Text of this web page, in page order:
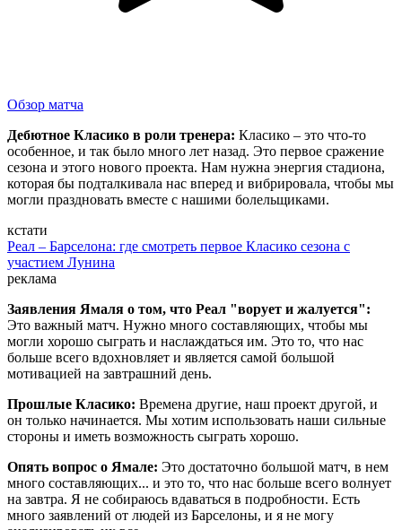
Обзор матча
Дебютное Класико в роли тренера: Класико – это что-то
особенное, и так было много лет назад. Это первое сражение
сезона и этого нового проекта. Нам нужна энергия стадиона,
которая бы подталкивала нас вперед и вибрировала, чтобы мы
могли праздновать вместе с нашими болельщиками.
кстати
Реал – Барселона: где смотреть первое Класико сезона с
участием Лунина
реклама
Заявления Ямаля о том, что Реал "ворует и жалуется":
Это важный матч. Нужно много составляющих, чтобы мы
могли хорошо сыграть и наслаждаться им. Это то, что нас
больше всего вдохновляет и является самой большой
мотивацией на завтрашний день.
Прошлые Класико: Времена другие, наш проект другой, и
он только начинается. Мы хотим использовать наши сильные
стороны и иметь возможность сыграть хорошо.
Опять вопрос о Ямале: Это достаточно большой матч, в нем
много составляющих... и это то, что нас больше всего волнует
на завтра. Я не собираюсь вдаваться в подробности. Есть
много заявлений от людей из Барселоны, и я не могу